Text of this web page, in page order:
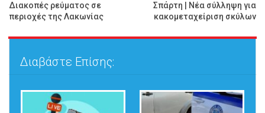
Διακοπές ρεύματος σε
περιοχές της Λακωνίας
Σπάρτη | Νέα σύλληψη για
κακομεταχείριση σκύλων
Διαβάστε Επίσης: